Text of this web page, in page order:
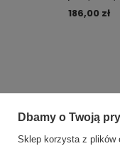
jasny szary
186,00 zł
Dbamy o Twoją
Sklep korzysta z plików